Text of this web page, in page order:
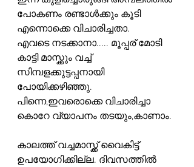
പോകണം രണ്ടാൾക്കും കൂടി
എന്നൊക്കെ വിചാരിച്ചതാ.
എവടെ നടക്കാനാ..... മൂപ്പര് മോടി
കാട്ടി മാസ്ക്കും വച്ച്
സിമ്പളക്കുട്ടപ്പനായി
പോയിക്കഴിഞ്ഞു.
പിന്നെ,ഇവരൊക്കെ വിചാരിച്ചാ
കൊറേ വ്യാപനം തടയും,കാണാം.
കാലത്ത് വച്ചമാസ്ക്ക് വൈകിട്ട്
ഉപയോഗിക്കില്ല. ദിവസത്തിൽ